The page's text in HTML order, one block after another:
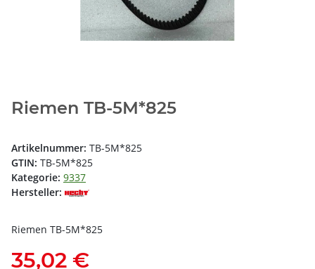
Riemen TB-5M*825
Artikelnummer: TB-5M*825
GTIN: TB-5M*825
Kategorie: 9337
Hersteller:
Riemen TB-5M*825
35,02 €